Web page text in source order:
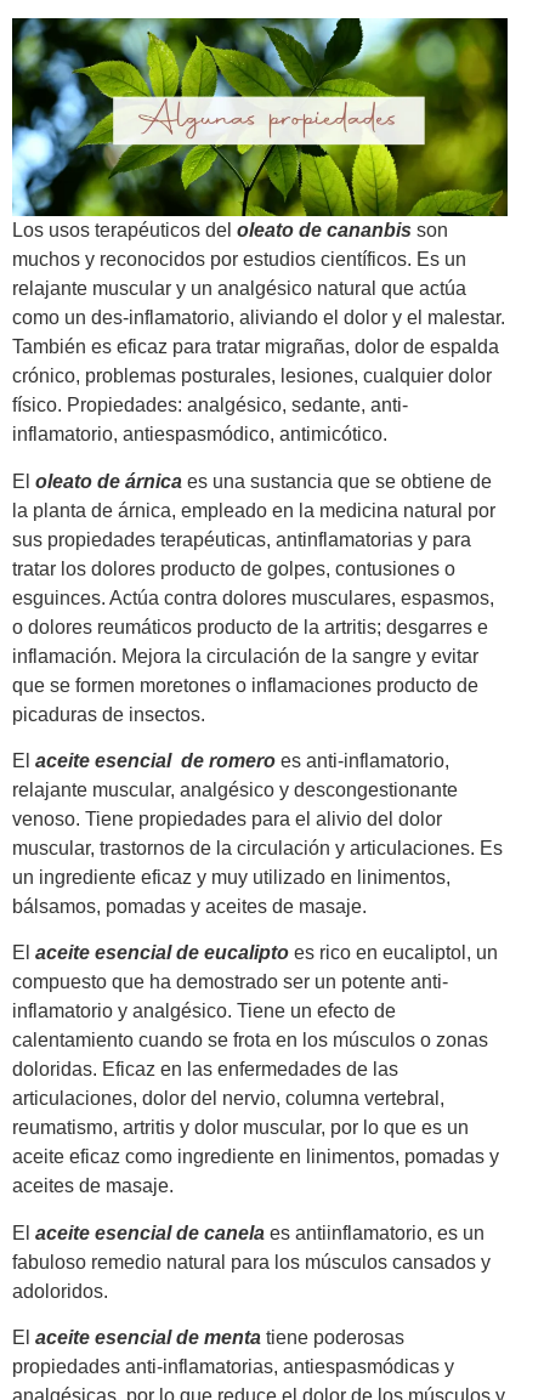
Los usos terapéuticos del oleato de cananbis son
muchos y reconocidos por estudios científicos. Es un
relajante muscular y un analgésico natural que actúa
como un des-inflamatorio, aliviando el dolor y el malestar.
También es eficaz para tratar migrañas, dolor de espalda
crónico, problemas posturales, lesiones, cualquier dolor
físico. Propiedades: analgésico, sedante, anti-
inflamatorio, antiespasmódico, antimicótico.
El oleato de árnica es una sustancia que se obtiene de
la planta de árnica, empleado en la medicina natural por
sus propiedades terapéuticas, antinflamatorias y para
tratar los dolores producto de golpes, contusiones o
esguinces. Actúa contra dolores musculares, espasmos,
o dolores reumáticos producto de la artritis; desgarres e
inflamación. Mejora la circulación de la sangre y evitar
que se formen moretones o inflamaciones producto de
picaduras de insectos.
El aceite esencial de romero es anti-inflamatorio,
relajante muscular, analgésico y descongestionante
venoso. Tiene propiedades para el alivio del dolor
muscular, trastornos de la circulación y articulaciones. Es
un ingrediente eficaz y muy utilizado en linimentos,
bálsamos, pomadas y aceites de masaje.
El aceite esencial de eucalipto es rico en eucaliptol, un
compuesto que ha demostrado ser un potente anti-
inflamatorio y analgésico. Tiene un efecto de
calentamiento cuando se frota en los músculos o zonas
doloridas. Eficaz en las enfermedades de las
articulaciones, dolor del nervio, columna vertebral,
reumatismo, artritis y dolor muscular, por lo que es un
aceite eficaz como ingrediente en linimentos, pomadas y
aceites de masaje.
El aceite esencial de canela es antiinflamatorio, es un
fabuloso remedio natural para los músculos cansados y
adoloridos.
El aceite esencial de menta tiene poderosas
propiedades anti-inflamatorias, antiespasmódicas y
analgésicas, por lo que reduce el dolor de los músculos y